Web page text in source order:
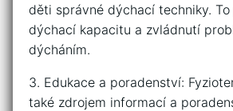
děti ‍správné dýchací techniky.
dýchací kapacitu a zvládnutí
dýcháním.
3. Edukace a poradenství:
také​ zdrojem informací a